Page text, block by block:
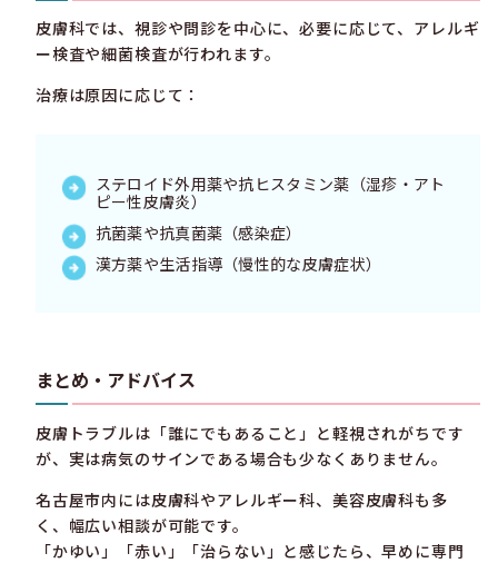
皮膚科では、視診や問診を中心に、必要に応じて、アレルギ
ー検査や細菌検査が行われます。
治療は原因に応じて：
ステロイド外用薬や抗ヒスタミン薬（湿疹・アト
ピー性皮膚炎）
抗菌薬や抗真菌薬（感染症）
漢方薬や生活指導（慢性的な皮膚症状）
まとめ・アドバイス
皮膚トラブルは「誰にでもあること」と軽視されがちです
が、実は病気のサインである場合も少なくありません。
名古屋市内には皮膚科やアレルギー科、美容皮膚科も多
く、幅広い相談が可能です。
「かゆい」「赤い」「治らない」と感じたら、早めに専門